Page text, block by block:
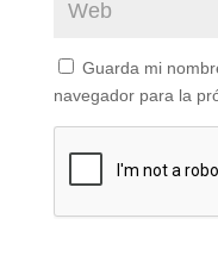
Guarda mi
navegador para la